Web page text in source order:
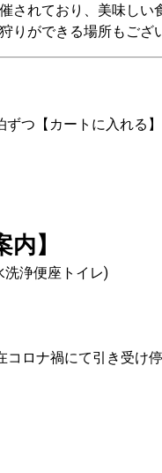
されており、美味しい
りができる場所もござ
つ【カートに入れる
】
洗浄便座トイレ)
コロナ禍にて引き受け